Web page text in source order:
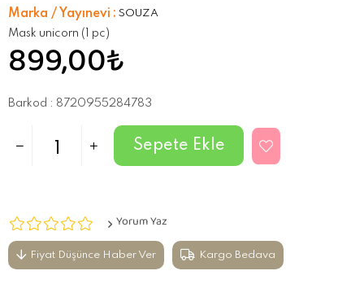
Marka / Yayınevi : SOUZA
Mask unicorn (1 pc)
899,00₺
Barkod : 8720955284783
Yorum Yaz
Fiyat Düşünce Haber Ver Kargo Bedava